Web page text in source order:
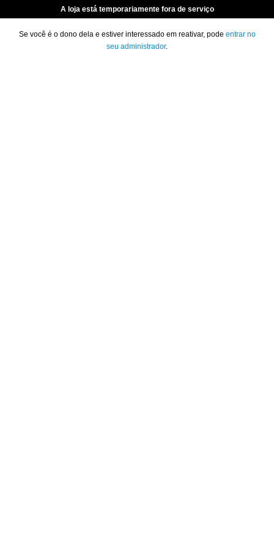
A loja está temporariamente fora de serviço
Se você é o dono dela e estiver interessado em reativar, pode entrar no
seu administrador.